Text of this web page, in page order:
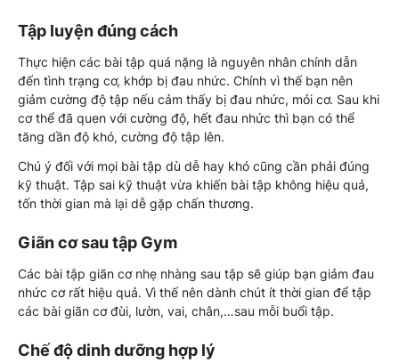
Tập luyện đúng cách
Thực hiện các bài tập quá nặng là nguyên nhân chính dẫn
đến tình trạng cơ, khớp bị đau nhức. Chính vì thế bạn nên
giảm cường độ tập nếu cảm thấy bị đau nhức, mỏi cơ. Sau khi
cơ thể đã quen với cường độ, hết đau nhức thì bạn có thể
tăng dần độ khó, cường độ tập lên.
Chú ý đối với mọi bài tập dù dễ hay khó cũng cần phải đúng
kỹ thuật. Tập sai kỹ thuật vừa khiến bài tập không hiệu quả,
tốn thời gian mà lại dễ gặp chấn thương.
Giãn cơ sau tập Gym
Các bài tập giãn cơ nhẹ nhàng sau tập sẽ giúp bạn giảm đau
nhức cơ rất hiệu quả. Vì thế nên dành chút ít thời gian để tập
các bài giãn cơ đùi, lườn, vai, chân,…sau mỗi buổi tập.
Chế độ dinh dưỡng hợp lý